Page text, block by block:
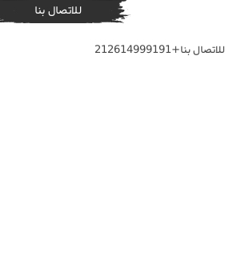
للاتصال بنا
للاتصال بنا+212614999191